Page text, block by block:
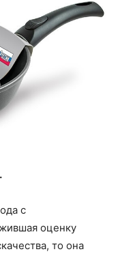
с
оценку
то она